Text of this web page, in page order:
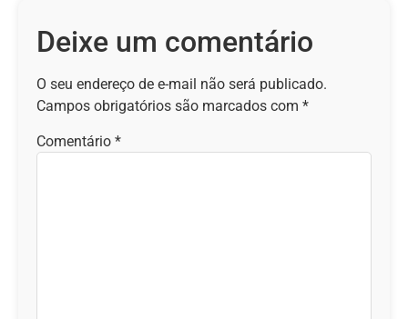
Deixe um comentário
O seu endereço de e-mail não será publicado.
Campos obrigatórios são marcados com *
Comentário *